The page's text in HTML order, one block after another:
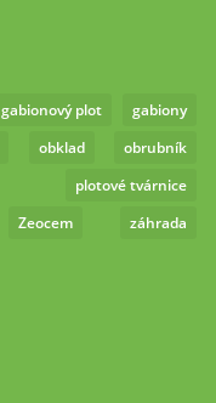
gabionový plot
gabiony
obklad
obrubník
plotové tvárnice
Zeocem
záhrada